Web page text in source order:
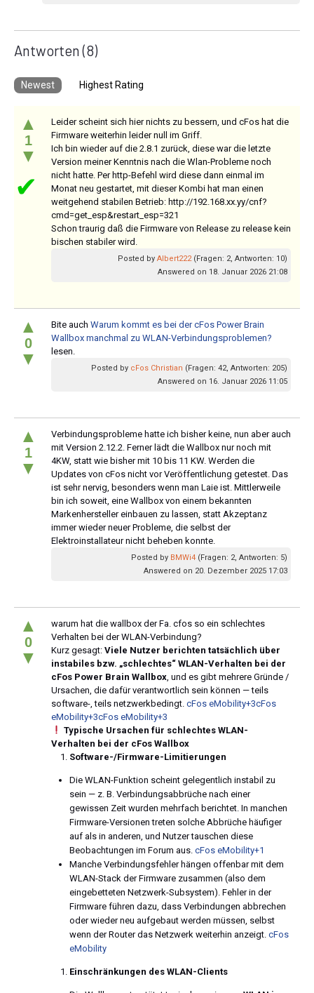
Antworten(8)
Newest Highest Rating
▲
1
▼
✔
Leider scheint sich hier nichts zu bessern, und cFos hat die
Firmware weiterhin leider null im Griff.
Ich bin wieder auf die 2.8.1 zurück, diese war die letzte
Version meiner Kenntnis nach die Wlan-Probleme noch
nicht hatte. Per http-Befehl wird diese dann einmal im
Monat neu gestartet, mit dieser Kombi hat man einen
weitgehend stabilen Betrieb: http://192.168.xx.yy/cnf?
cmd=get_esp&restart_esp=321
Schon traurig daß die Firmware von Release zu release kein
bischen stabiler wird.
Posted by Albert222(Fragen: 2, Antworten: 10)
Answered on 18. Januar 2026 21:08
▲
0
▼
Bite auch Warum kommt es bei der cFos Power Brain
Wallbox manchmal zu WLAN-Verbindungsproblemen?
lesen.
Posted by cFos Christian (Fragen: 42, Antworten: 205)
Answered on 16. Januar 2026 11:05
▲
1
▼
Verbindungsprobleme hatte ich bisher keine, nun aber auch
mit Version 2.12.2. Ferner lädt die Wallbox nur noch mit
4KW, statt wie bisher mit 10 bis 11 KW. Werden die
Updates von cFos nicht vor Veröffentlichung getestet. Das
ist sehr nervig, besonders wenn man Laie ist. Mittlerweile
bin ich soweit, eine Wallbox von einem bekannten
Markenhersteller einbauen zu lassen, statt Akzeptanz
immer wieder neuer Probleme, die selbst der
Elektroinstallateur nicht beheben konnte.
Posted by BMWi4 (Fragen: 2, Antworten: 5)
Answered on 20. Dezember 2025 17:03
▲
0
▼
warum hat die wallbox der Fa. cfos so ein schlechtes
Verhalten bei der WLAN-Verbindung?
Kurz gesagt: Viele Nutzer berichten tatsächlich über
instabiles bzw. „schlechtes“ WLAN-Verhalten bei der
cFos Power Brain Wallbox , und es gibt mehrere Gründe /
Ursachen, die dafür verantwortlich sein können — teils
software-, teils netzwerkbedingt. cFos eMobility+3cFos
eMobility+3cFos eMobility+3
Typische Ursachen für schlechtes WLAN-
Verhalten bei der cFos Wallbox
Software-/Firmware-Limitierungen
Die WLAN-Funktion scheint gelegentlich instabil zu
sein — z. B. Verbindungsabbrüche nach einer
gewissen Zeit wurden mehrfach berichtet. In manchen
Firmware-Versionen treten solche Abbrüche häufiger
auf als in anderen, und Nutzer tauschen diese
Beobachtungen im Forum aus. cFos eMobility+1
Manche Verbindungsfehler hängen offenbar mit dem
WLAN-Stack der Firmware zusammen (also dem
eingebetteten Netzwerk-Subsystem). Fehler in der
Firmware führen dazu, dass Verbindungen abbrechen
oder wieder neu aufgebaut werden müssen, selbst
wenn der Router das Netzwerk weiterhin anzeigt. cFos
eMobility
Einschränkungen des WLAN-Clients